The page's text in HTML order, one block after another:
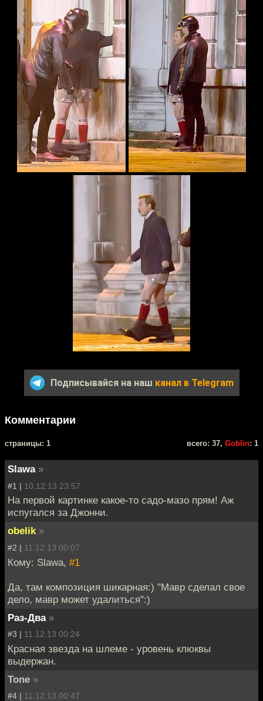
Подписывайся на наш канал в Telegram
Комментарии
cтраницы: 1 всего: 37, Goblin: 1
Slawa »
#1 | 10.12.13 23:57
На первой картинке какое-то садо-мазо прям! Аж
испугался за Джонни.
obelik »
#2 | 11.12.13 00:07
Кому: Slawa, #1
Да, там композиция шикарная:) "Мавр сделал свое
дело, мавр может удалиться":)
Раз-Два »
#3 | 11.12.13 00:24
Красная звезда на шлеме - уровень клюквы
выдержан.
Tone »
#4 | 11.12.13 00:47